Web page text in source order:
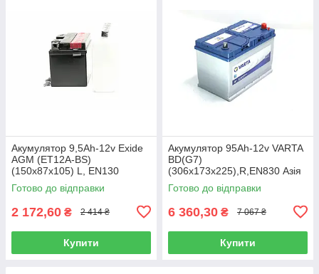
Акумулятор 9,5Ah-12v Exide
AGM (ET12A-BS)
(150х87х105) L, EN130
ET12A-BS
Готово до відправки
2 172,60 ₴ 2 414 ₴
Купити
Акумулятор 95Ah-12v VARTA
BD(G7)
(306х173х225),R,EN830 Азія
595 404 083
Готово до відправки
6 360,30 ₴ 7 067 ₴
Купити